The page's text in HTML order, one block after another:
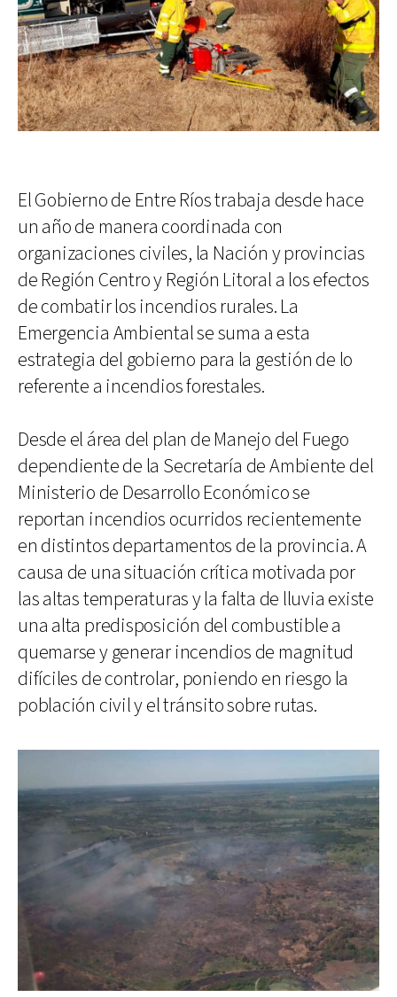
El Gobierno de Entre Ríos trabaja desde hace
un año de manera coordinada con
organizaciones civiles, la Nación y provincias
de Región Centro y Región Litoral a los efectos
de combatir los incendios rurales. La
Emergencia Ambiental se suma a esta
estrategia del gobierno para la gestión de lo
referente a incendios forestales.
Desde el área del plan de Manejo del Fuego
dependiente de la Secretaría de Ambiente del
Ministerio de Desarrollo Económico se
reportan incendios ocurridos recientemente
en distintos departamentos de la provincia. A
causa de una situación crítica motivada por
las altas temperaturas y la falta de lluvia existe
una alta predisposición del combustible a
quemarse y generar incendios de magnitud
difíciles de controlar, poniendo en riesgo la
población civil y el tránsito sobre rutas.